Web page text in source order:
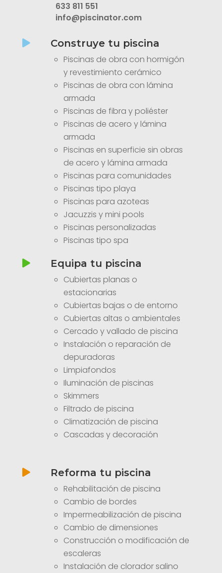
633 811 551
info@piscinator.com
 Construye tu piscina
Piscinas de obra con hormigón
y revestimiento cerámico
Piscinas de obra con lámina
armada
Piscinas de fibra y poliéster
Piscinas de acero y lámina
armada
Piscinas en superficie sin obras
de acero y lámina armada
Piscinas para comunidades
Piscinas tipo playa
Piscinas para azoteas
Jacuzzis y mini pools
Piscinas personalizadas
Piscinas tipo spa
 Equipa tu piscina
Cubiertas planas o
estacionarias
Cubiertas bajas o de entorno
Cubiertas altas o ambientales
Cercado y vallado de piscina
Instalación o reparación de
depuradoras
Limpiafondos
Iluminación de piscinas
Skimmers
Filtrado de piscina
Climatización de piscina
Cascadas y decoración
 Reforma tu piscina
Rehabilitación de piscina
Cambio de bordes
Impermeabilización de piscina
Cambio de dimensiones
Construcción o modificación de
escaleras
Instalación de clorador salino